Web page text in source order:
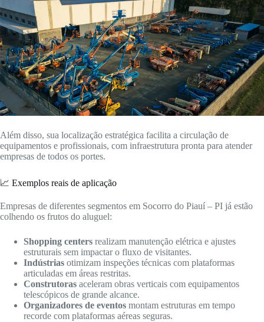
Além disso, sua localização estratégica facilita a circulação de
equipamentos e profissionais, com infraestrutura pronta para atender
empresas de todos os portes.
📈 Exemplos reais de aplicação
Empresas de diferentes segmentos em Socorro do Piauí – PI já estão
colhendo os frutos do aluguel:
Shopping centers realizam manutenção elétrica e ajustes
estruturais sem impactar o fluxo de visitantes.
Indústrias otimizam inspeções técnicas com plataformas
articuladas em áreas restritas.
Construtoras aceleram obras verticais com equipamentos
telescópicos de grande alcance.
Organizadores de eventos montam estruturas em tempo
recorde com plataformas aéreas seguras.